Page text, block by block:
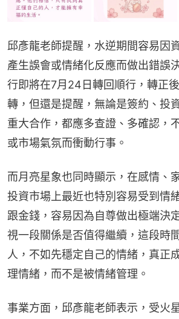
邱彥龍老師提醒，水逆期間容易因
產生誤會或情緒化反應而做出錯誤
行即將在7月24日轉回順行，轉正
轉，但還是提醒，無論是簽約、投
重大合作，都應多查證、多確認，
或市場氣氛而衝動行事。
而月亮星象也同時顯示，在感情、
投資市場上最近也特別容易受到情
跟金錢，容易因為自尊做出極端決
視一段關係是否值得繼續，這段時
人，不如先穩定自己的情緒，真正
理情緒，而不是被情緒管理。
事業方面，邱彥龍老師表示，受火